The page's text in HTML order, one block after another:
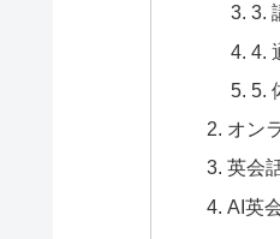
3.
4.
5.
オン
英会
AI英